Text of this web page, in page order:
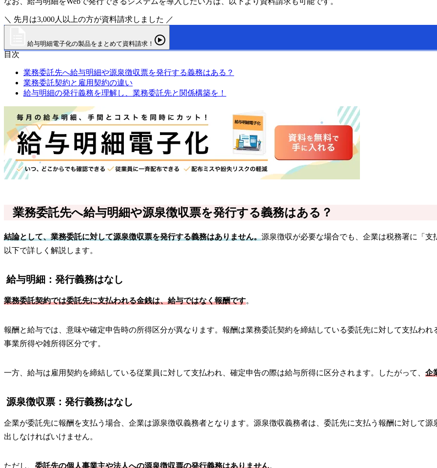
＼ 先月は3,000人以上の方が資料請求しました ／
給与明細電子化の製品をまとめて資料請求！
目次
業務委託先へ給与明細や源泉徴収票を発行する義務はある？
業務委託契約と雇用契約の違い
給与明細の発行義務を理解し、業務委託先と関係構築を！
業務委託先へ給与明細や源泉徴収票を発行する義務はある？
結論として、業務委託に対して源泉徴収票を発行する義務はありません。源泉徴収が必要な場合でも、企業は税務署に「支
以下で詳しく解説します。
給与明細：発行義務はなし
業務委託契約では委託先に支払われる金銭は、給与ではなく報酬です。
報酬と給与では、意味や確定申告時の所得区分が異なります。報酬は業務委託契約を締結している委託先に対して支払わ
事業所得や雑所得区分です。
一方、給与は雇用契約を締結している従業員に対して支払われ、確定申告の際は給与所得に区分されます。したがって、 企
源泉徴収票：発行義務はなし
企業が委託先に報酬を支払う場合、企業は源泉徴収義務者となります。源泉徴収義務者は、委託先に支払う報酬に対して
出しなければいけません。
ただし、 委託先の個人事業主や法人への源泉徴収票の発行義務はありません。